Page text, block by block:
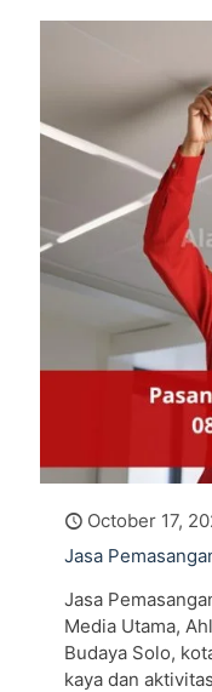
October 17,
Jasa
Jasa
Media Utama,
Budaya Solo,
kaya dan